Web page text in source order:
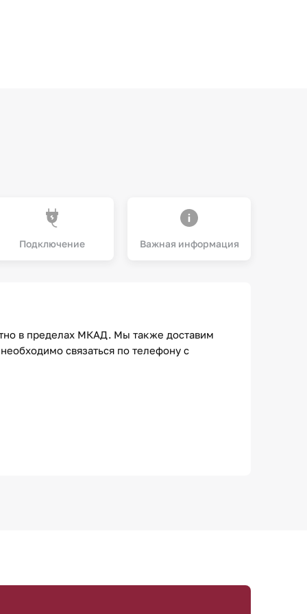
Подключение Важная информация
в пределах МКАД. Мы также доставим
связаться по телефону с